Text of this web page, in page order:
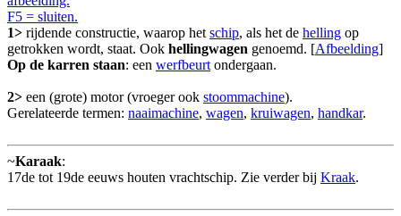
F5 = sluiten.
1> rijdende constructie, waarop het schip, als het de helling op
getrokken wordt, staat. Ook hellingwagen genoemd. [Afbeelding]
Op de karren staan: een werfbeurt ondergaan.
2> een (grote) motor (vroeger ook stoommachine).
Gerelateerde termen: naaimachine, wagen, kruiwagen, handkar.
~Karaak:
17de tot 19de eeuws houten vrachtschip. Zie verder bij Kraak.